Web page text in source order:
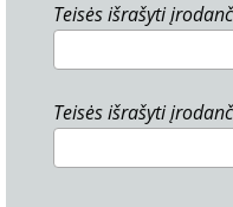
Teisės išrašyti
Teisės išrašyti